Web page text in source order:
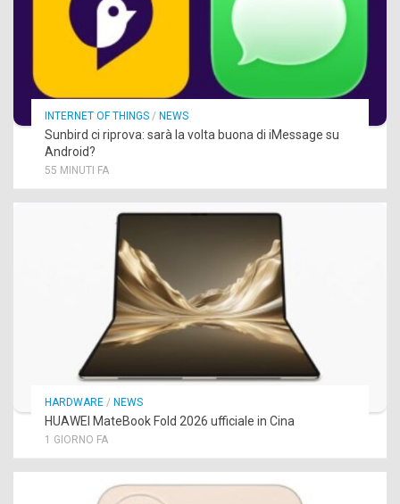
INTERNET OF THINGS / NEWS
Sunbird ci riprova: sarà la volta buona di iMessage su
Android?
55 MINUTI FA
HARDWARE / NEWS
HUAWEI MateBook Fold 2026 ufficiale in Cina
1 GIORNO FA